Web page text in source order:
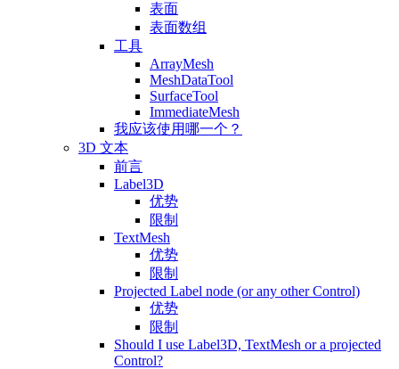
表面
表面数组
工具
ArrayMesh
MeshDataTool
SurfaceTool
ImmediateMesh
我应该使用哪一个？
3D 文本
前言
Label3D
优势
限制
TextMesh
优势
限制
Projected Label node (or any other Control)
优势
限制
Should I use Label3D, TextMesh or a projected
Control?